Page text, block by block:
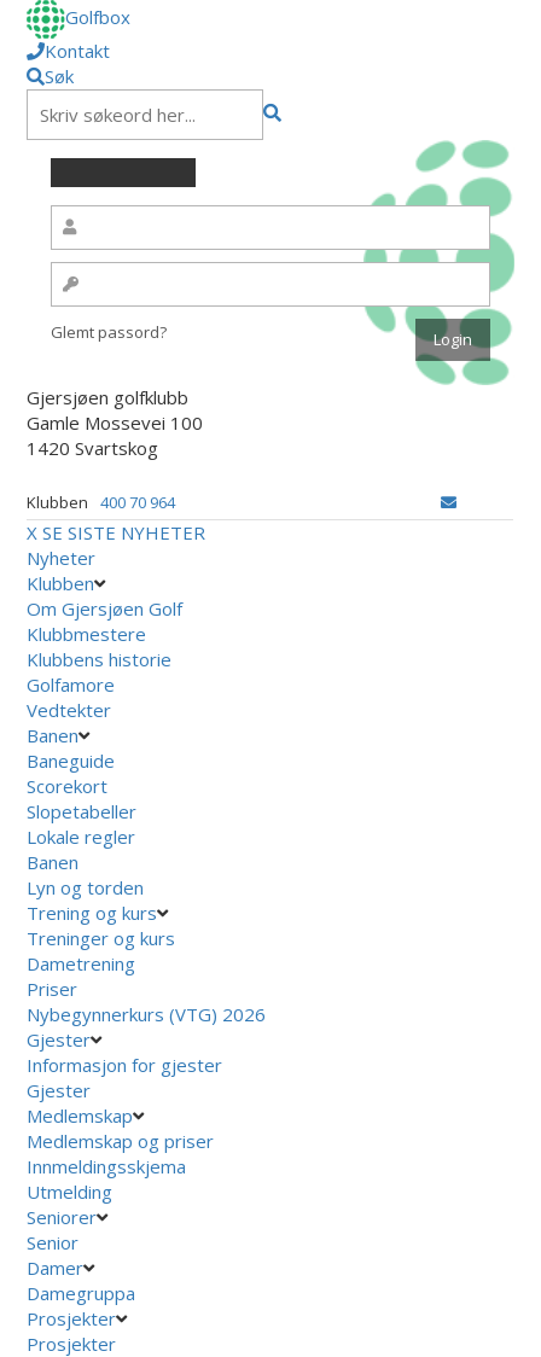
Golfbox
Kontakt
Søk
Glemt passord?
Gjersjøen golfklubb
Gamle Mossevei 100
1420 Svartskog
Klubben 400 70 964
X SE SISTE NYHETER
Nyheter
Klubben
Om Gjersjøen Golf
Klubbmestere
Klubbens historie
Golfamore
Vedtekter
Banen
Baneguide
Scorekort
Slopetabeller
Lokale regler
Banen
Lyn og torden
Trening og kurs
Treninger og kurs
Dametrening
Priser
Nybegynnerkurs (VTG) 2026
Gjester
Informasjon for gjester
Gjester
Medlemskap
Medlemskap og priser
Innmeldingsskjema
Utmelding
Seniorer
Senior
Damer
Damegruppa
Prosjekter
Prosjekter